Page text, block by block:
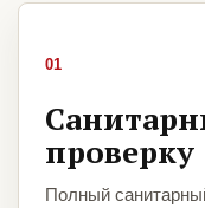
01
проверку
Полный